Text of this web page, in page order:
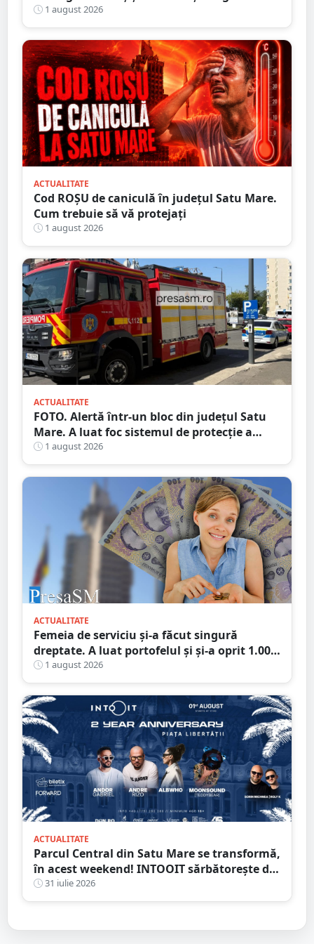
verificat sute de persoane
1 august 2026
ACTUALITATE
Cod ROȘU de caniculă în județul Satu Mare.
Cum trebuie să vă protejați
1 august 2026
ACTUALITATE
FOTO. Alertă într-un bloc din județul Satu
Mare. A luat foc sistemul de protecție a
gazelor
1 august 2026
ACTUALITATE
Femeia de serviciu și-a făcut singură
dreptate. A luat portofelul și și-a oprit 1.000
de lei: „Ăștia mi se cuvin, sunt pentru
curățenie”
1 august 2026
ACTUALITATE
Parcul Central din Satu Mare se transformă,
în acest weekend! INTOOIT sărbătorește doi
ani printr-un eveniment spectaculos
31 iulie 2026